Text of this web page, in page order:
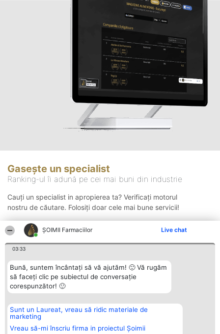
ŞOIMII Farmaciilor Live chat
03:33
Bună, suntem încântați să vă ajutăm! 🙂 Vă rugăm
să faceți clic pe subiectul de conversație
corespunzător! 🙂
Sunt un Laureat, vreau să ridic materiale de
marketing
Vreau să-mi înscriu firma in proiectul Șoimii
Gasește un specialist
Ranking-ul îi adună pe cei mai buni din industrie
Cauți un specialist in apropierea ta? Verificați motorul
nostru de căutare. Folosiți doar cele mai bune servicii!
Organizator Ranking
BRIGHT SOLUTIONS BR SRL
Aleea Timisul De Sus 2 Bl. A30
Sc. A Et. 4 Ap. 13 Cod 061952
Plebiscyt
Lista Tuturor
Laureaților
Contact